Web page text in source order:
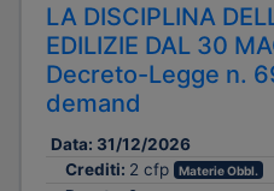
LA DISCIPLINA
EDILIZIE DAL 30
Decreto-Legge n.
demand
Data: 31/12/2026
Crediti: 2 cfp Materie Obbl.